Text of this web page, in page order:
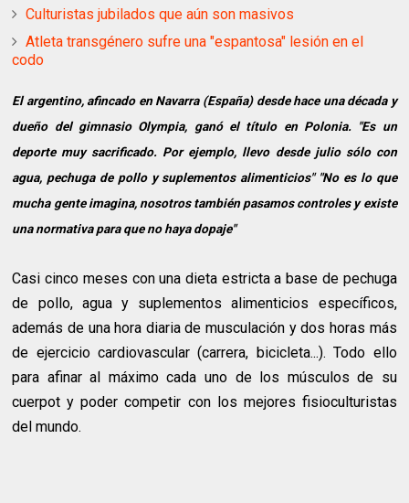
Culturistas jubilados que aún son masivos
Atleta transgénero sufre una "espantosa" lesión en el
codo
El argentino, afincado en Navarra (España) desde hace una década y
dueño del gimnasio Olympia, ganó el título en Polonia. "Es un
deporte muy sacrificado. Por ejemplo, llevo desde julio sólo con
agua, pechuga de pollo y suplementos alimenticios" "No es lo que
mucha gente imagina, nosotros también pasamos controles y existe
una normativa para que no haya dopaje"
Casi cinco meses con una dieta estricta a base de pechuga
de pollo, agua y suplementos alimenticios específicos,
además de una hora diaria de musculación y dos horas más
de ejercicio cardiovascular (carrera, bicicleta...). Todo ello
para afinar al máximo cada uno de los músculos de su
cuerpot y poder competir con los mejores fisioculturistas
del mundo.